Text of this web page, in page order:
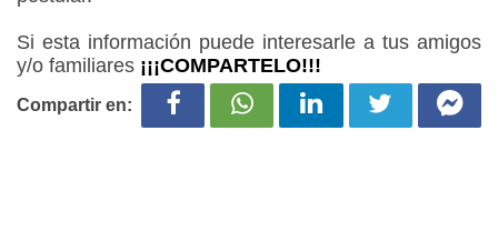
Si esta información puede interesarle a tus amigos
y/o familiares ¡¡¡COMPARTELO!!!
Compartir en: